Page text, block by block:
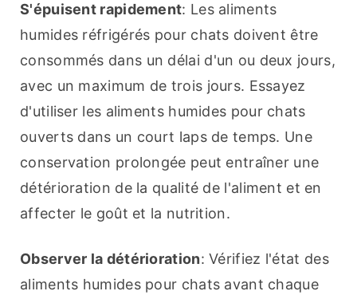
S'épuisent rapidement: Les aliments
humides réfrigérés pour chats doivent être
consommés dans un délai d'un ou deux jours,
avec un maximum de trois jours. Essayez
d'utiliser les aliments humides pour chats
ouverts dans un court laps de temps. Une
conservation prolongée peut entraîner une
détérioration de la qualité de l'aliment et en
affecter le goût et la nutrition.
Observer la détérioration: Vérifiez l'état des
aliments humides pour chats avant chaque